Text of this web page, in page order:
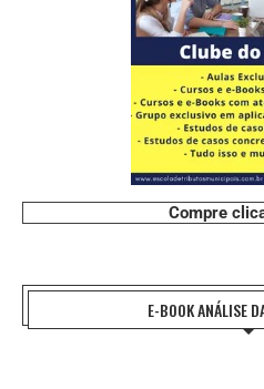
Compre
E-BOOK ANÁLISE